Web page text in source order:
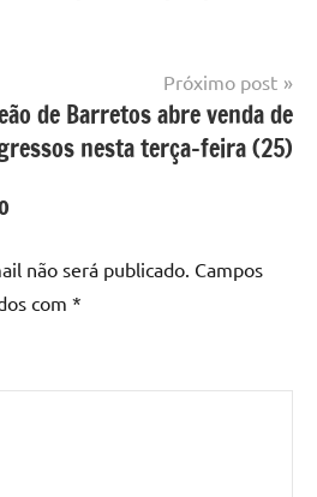
Próximo post
de Barretos abre venda de
nesta terça-feira (25)
não será publicado. Campos
com *